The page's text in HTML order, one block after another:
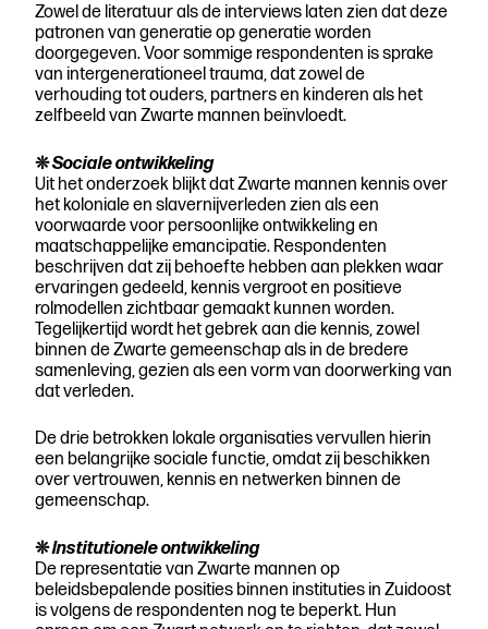
Zowel de literatuur als de interviews laten zien dat deze
patronen van generatie op generatie worden
doorgegeven. Voor sommige respondenten is sprake
van intergenerationeel trauma, dat zowel de
verhouding tot ouders, partners en kinderen als het
zelfbeeld van Zwarte mannen beïnvloedt.
❊Sociale ontwikkeling
Uit het onderzoek blijkt dat Zwarte mannen kennis over
het koloniale en slavernijverleden zien als een
voorwaarde voor persoonlijke ontwikkeling en
maatschappelijke emancipatie. Respondenten
beschrijven dat zij behoefte hebben aan plekken waar
ervaringen gedeeld, kennis vergroot en positieve
rolmodellen zichtbaar gemaakt kunnen worden.
Tegelijkertijd wordt het gebrek aan die kennis, zowel
binnen de Zwarte gemeenschap als in de bredere
samenleving, gezien als een vorm van doorwerking van
dat verleden.
De drie betrokken lokale organisaties vervullen hierin
een belangrijke sociale functie, omdat zij beschikken
over vertrouwen, kennis en netwerken binnen de
gemeenschap.
❊Institutionele ontwikkeling
De representatie van Zwarte mannen op
beleidsbepalende posities binnen instituties in Zuidoost
is volgens de respondenten nog te beperkt. Hun